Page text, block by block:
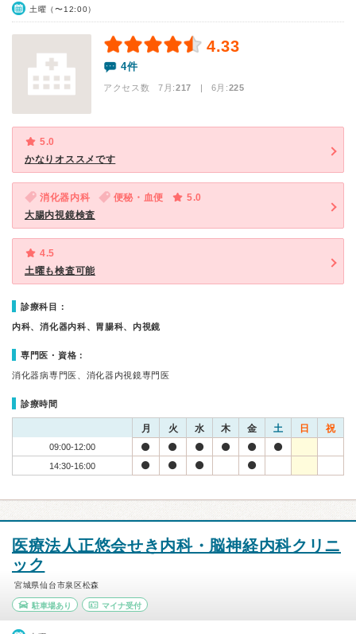
土曜（〜12:00）
4.33
4件
アクセス数 7月:217 | 6月:225
5.0
かなりオススメです
消化器内科 便秘・血便
5.0
大腸内視鏡検査
4.5
土曜も検査可能
診療科目：
内科、消化器内科、胃腸科、内視鏡
専門医・資格：
消化器病専門医、消化器内視鏡専門医
診療時間
月 火 水 木 金 土 日 祝
09:00-12:00
14:30-16:00
医療法人正悠会せき内科・脳神経内科クリニ
ック
宮城県仙台市泉区松森
駐車場あり マイナ受付